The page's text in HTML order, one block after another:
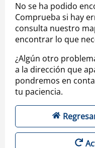
No se ha podido
Comprueba si hay
consulta nuestro
encontrar lo que
¿Algún otro
a la dirección que
pondremos en
tu paciencia.